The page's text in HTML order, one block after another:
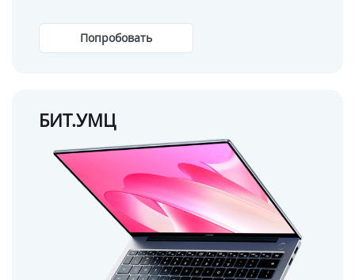
Попробовать
БИТ.УМЦ